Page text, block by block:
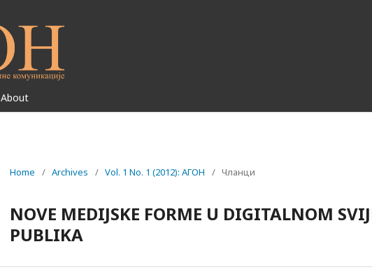
About
Home / Archives / Vol. 1 No. 1 (2012): АГОН / Чланци
NOVE MEDIJSKE FORME U DIGITALNOM
PUBLIKA